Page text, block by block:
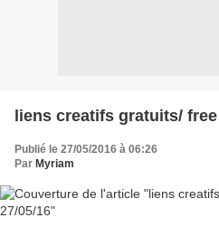
liens creatifs gratuits/
Publié le 27/05/2016 à 06:26
Par Myriam